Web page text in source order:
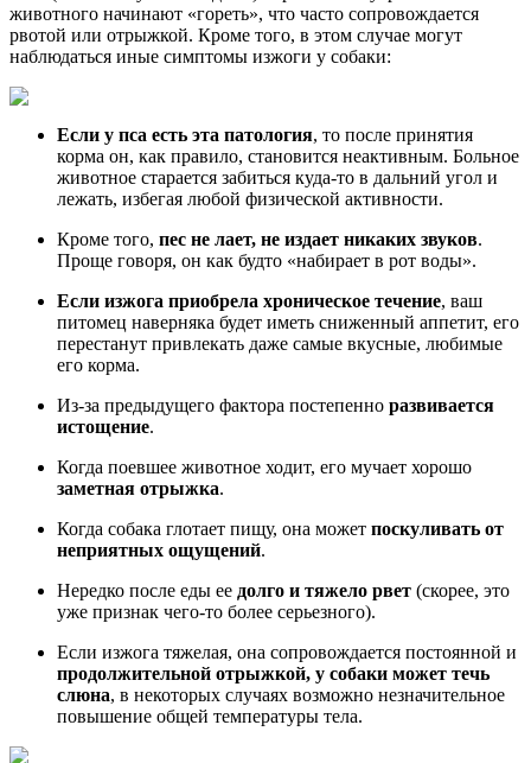
животного начинают «гореть», что часто сопровождается
рвотой или отрыжкой. Кроме того, в этом случае могут
наблюдаться иные симптомы изжоги у собаки:
Если у пса есть эта патология, то после принятия
корма он, как правило, становится неактивным. Больное
животное старается забиться куда-то в дальний угол и
лежать, избегая любой физической активности.
Кроме того, пес не лает, не издает никаких звуков.
Проще говоря, он как будто «набирает в рот воды».
Если изжога приобрела хроническое течение, ваш
питомец наверняка будет иметь сниженный аппетит, его
перестанут привлекать даже самые вкусные, любимые
его корма.
Из-за предыдущего фактора постепенно развивается
истощение.
Когда поевшее животное ходит, его мучает хорошо
заметная отрыжка.
Когда собака глотает пищу, она может поскуливать от
неприятных ощущений.
Нередко после еды ее долго и тяжело рвет (скорее, это
уже признак чего-то более серьезного).
Если изжога тяжелая, она сопровождается постоянной и
продолжительной отрыжкой, у собаки может течь
слюна, в некоторых случаях возможно незначительное
повышение общей температуры тела.